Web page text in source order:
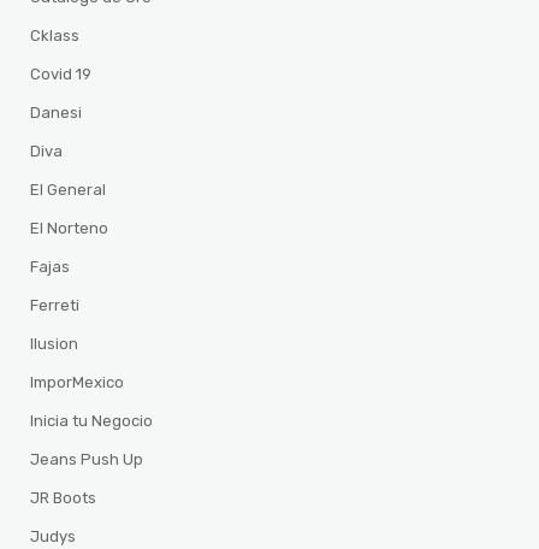
Cklass
Covid 19
Danesi
Diva
El General
El Norteno
Fajas
Ferreti
Ilusion
ImporMexico
Inicia tu Negocio
Jeans Push Up
JR Boots
Judys